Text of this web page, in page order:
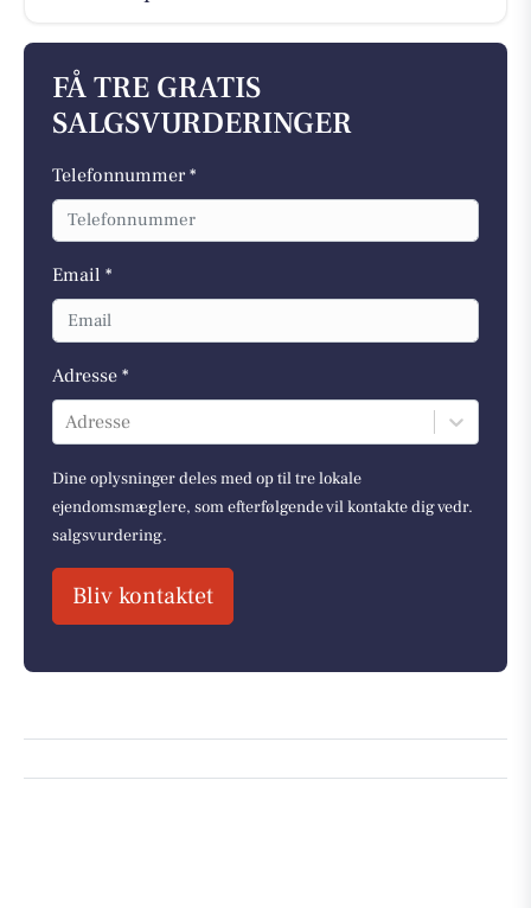
FÅ TRE GRATIS
SALGSVURDERINGER
Telefonnummer *
Email *
Adresse *
Adresse
Dine oplysninger deles med op til tre lokale
ejendomsmæglere, som efterfølgende vil kontakte dig vedr.
salgsvurdering.
Bliv kontaktet